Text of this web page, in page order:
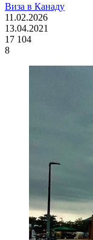
Виза в Канаду
11.02.2026
13.04.2021
17 104
8